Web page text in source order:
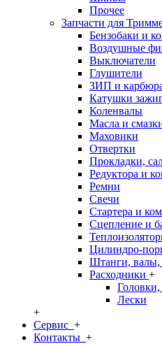
Прочее
Запчасти для
Бензобаки и
Воздушные
Выключатели
Глушители
ЗИП и
Катушки
Коленвалы
Масла и
Маховики
Отвертки
Прокладки,
Редуктора и
Ремни
Свечи
Стартера и
Сцепление и
Цилиндро-
Штанги, валы,
Расходники +
Лески
+
Сервис +
Контакты +